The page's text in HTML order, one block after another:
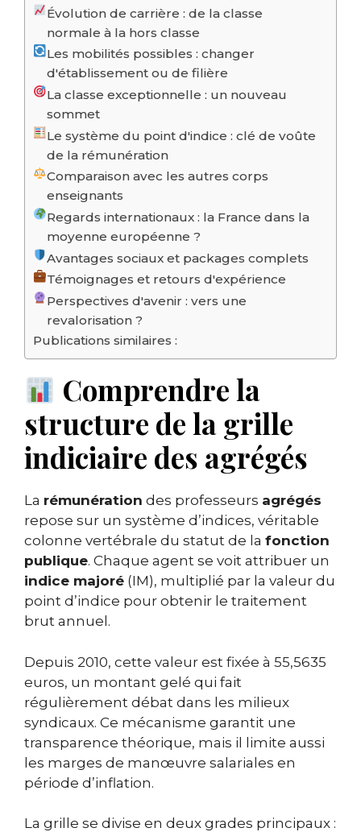
Évolution de carrière : de la classe
normale à la hors classe
Les mobilités possibles : changer
d'établissement ou de filière
La classe exceptionnelle : un nouveau
sommet
Le système du point d'indice : clé de voûte
de la rémunération
Comparaison avec les autres corps
enseignants
Regards internationaux : la France dans la
moyenne européenne ?
Avantages sociaux et packages complets
Témoignages et retours d'expérience
Perspectives d'avenir : vers une
revalorisation ?
Publications similaires :
Comprendre la
structure de la grille
indiciaire des agrégés
La rémunération des professeurs agrégés
repose sur un système d’indices, véritable
colonne vertébrale du statut de la fonction
publique. Chaque agent se voit attribuer un
indice majoré (IM), multiplié par la valeur du
point d’indice pour obtenir le traitement
brut annuel.
Depuis 2010, cette valeur est fixée à 55,5635
euros, un montant gelé qui fait
régulièrement débat dans les milieux
syndicaux. Ce mécanisme garantit une
transparence théorique, mais il limite aussi
les marges de manœuvre salariales en
période d’inflation.
La grille se divise en deux grades principaux :